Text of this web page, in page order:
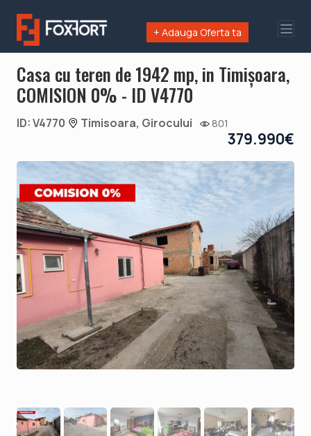
+ Adauga Oferta ta
Casa cu teren de 1942 mp, in Timișoara,
COMISION 0% - ID V4770
ID: V4770 Timisoara, Girocului 801
379.990€